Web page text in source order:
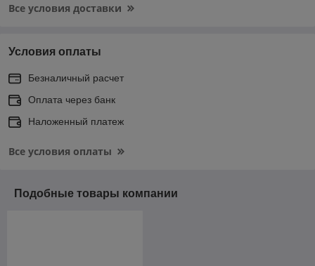
Все условия доставки
Условия оплаты
Безналичный расчет
Оплата через банк
Наложенный платеж
Все условия оплаты
Подобные товары компании